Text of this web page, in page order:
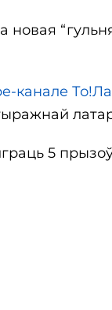
“гульня
канале
5